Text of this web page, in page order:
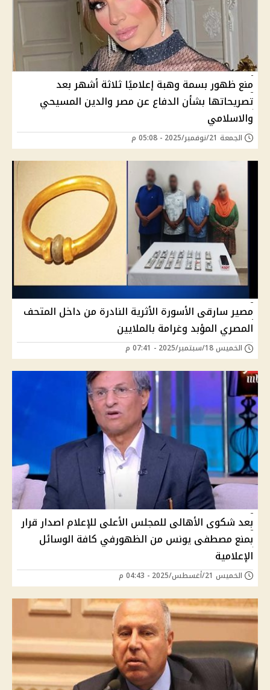
منع ظهور بسمة وهبة إعلاميًا ثلاثة أشهر بعد
تصريحاتها بشأن الدفاع عن مصر والدين المسيحي
والاسلامي
الجمعة 21/نوفمبر/2025 - 05:08 م
مصير سارقى الأسورة الأثرية النادرة من داخل المتحف
المصري المؤبد وغرامة بالملايين
الخميس 18/سبتمبر/2025 - 07:41 م
بعد شكوى الأهالى للمجلس الأعلى للإعلام اصدار قرار
بمنع مصطفى يونس من الظهورفي كافة الوسائل
الإعلامية
الخميس 21/أغسطس/2025 - 04:43 م